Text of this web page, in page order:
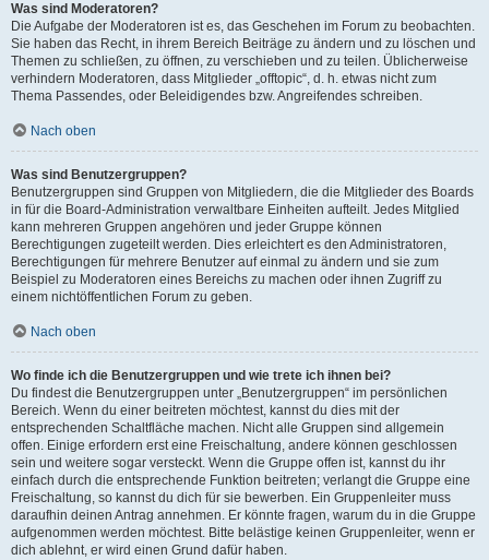
Was sind Moderatoren?
Die Aufgabe der Moderatoren ist es, das Geschehen im Forum zu beobachten.
Sie haben das Recht, in ihrem Bereich Beiträge zu ändern und zu löschen und
Themen zu schließen, zu öffnen, zu verschieben und zu teilen. Üblicherweise
verhindern Moderatoren, dass Mitglieder „offtopic“, d. h. etwas nicht zum
Thema Passendes, oder Beleidigendes bzw. Angreifendes schreiben.
Nach oben
Was sind Benutzergruppen?
Benutzergruppen sind Gruppen von Mitgliedern, die die Mitglieder des Boards
in für die Board-Administration verwaltbare Einheiten aufteilt. Jedes Mitglied
kann mehreren Gruppen angehören und jeder Gruppe können
Berechtigungen zugeteilt werden. Dies erleichtert es den Administratoren,
Berechtigungen für mehrere Benutzer auf einmal zu ändern und sie zum
Beispiel zu Moderatoren eines Bereichs zu machen oder ihnen Zugriff zu
einem nichtöffentlichen Forum zu geben.
Nach oben
Wo finde ich die Benutzergruppen und wie trete ich ihnen bei?
Du findest die Benutzergruppen unter „Benutzergruppen“ im persönlichen
Bereich. Wenn du einer beitreten möchtest, kannst du dies mit der
entsprechenden Schaltfläche machen. Nicht alle Gruppen sind allgemein
offen. Einige erfordern erst eine Freischaltung, andere können geschlossen
sein und weitere sogar versteckt. Wenn die Gruppe offen ist, kannst du ihr
einfach durch die entsprechende Funktion beitreten; verlangt die Gruppe eine
Freischaltung, so kannst du dich für sie bewerben. Ein Gruppenleiter muss
daraufhin deinen Antrag annehmen. Er könnte fragen, warum du in die Gruppe
aufgenommen werden möchtest. Bitte belästige keinen Gruppenleiter, wenn er
dich ablehnt, er wird einen Grund dafür haben.